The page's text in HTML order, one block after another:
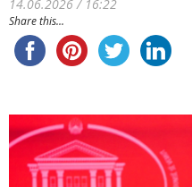
14.06.2026 / 16:22
Share this...